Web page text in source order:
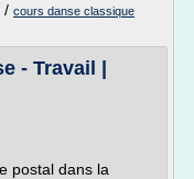
/ cours danse classique
- Travail |
postal dans la